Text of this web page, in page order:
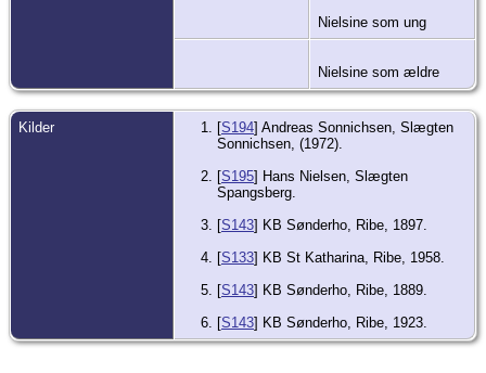
Nielsine som ung
Nielsine som ældre
Kilder [S194] Andreas Sonnichsen, Slægten
Sonnichsen, (1972).
[S195] Hans Nielsen, Slægten
Spangsberg.
[S143] KB Sønderho, Ribe, 1897.
[S133] KB St Katharina, Ribe, 1958.
[S143] KB Sønderho, Ribe, 1889.
[S143] KB Sønderho, Ribe, 1923.